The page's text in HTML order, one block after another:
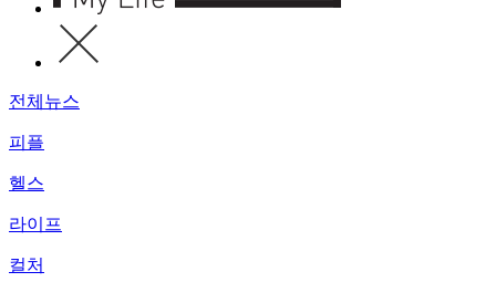
전체뉴스
피플
헬스
라이프
컬처